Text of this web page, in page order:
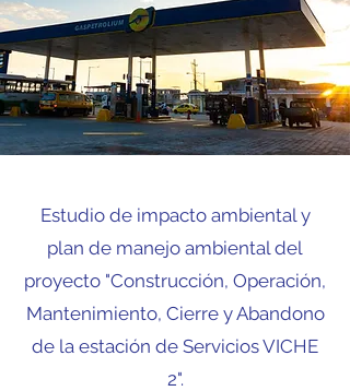
Estudio de impacto ambiental y
plan de manejo ambiental del
proyecto "Construcción, Operación,
Mantenimiento, Cierre y Abandono
de la estación de Servicios VICHE
2".